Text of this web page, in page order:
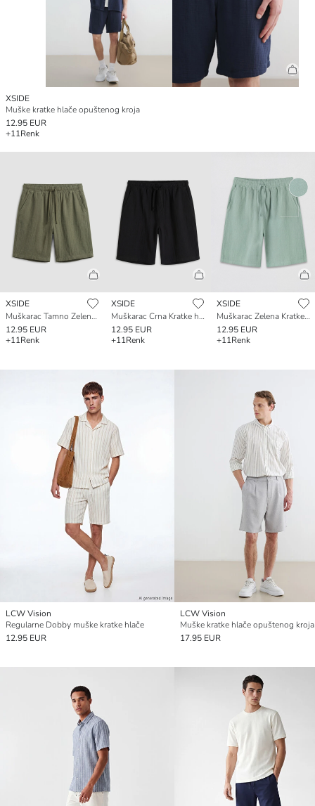
XSIDE
Muške kratke hlače opuštenog kroja
12.95 EUR
+11Renk
XSIDE
Muškarac Tamno Zelena Kratke hlače
12.95 EUR
+11Renk
XSIDE
Muškarac Crna Kratke hlače
12.95 EUR
+11Renk
XSIDE
Muškarac Zelena Kratke hlače
12.95 EUR
+11Renk
LCW Vision
Regularne Dobby muške kratke hlače
12.95 EUR
LCW Vision
17.95 EUR